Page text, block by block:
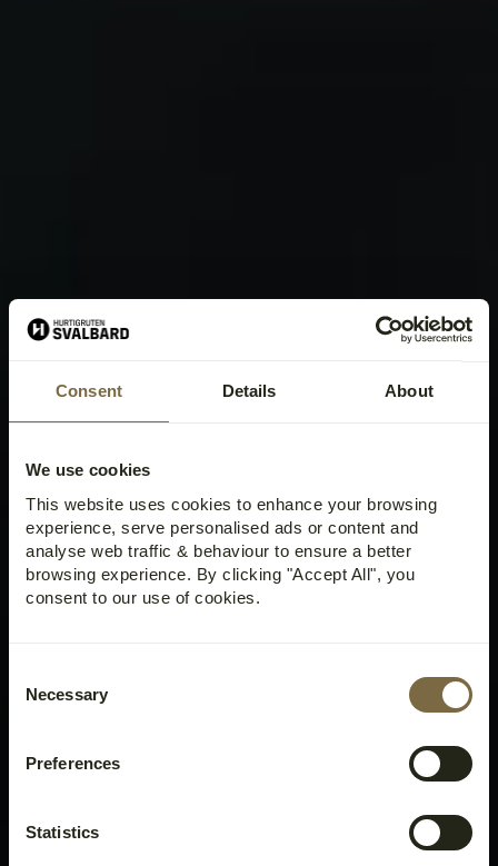
Consent Details About
We use cookies
This website uses cookies to enhance your browsing
experience, serve personalised ads or content and
analyse web traffic & behaviour to ensure a better
browsing experience. By clicking "Accept All", you
consent to our use of cookies.
Selection
Necessary
Preferences
Statistics